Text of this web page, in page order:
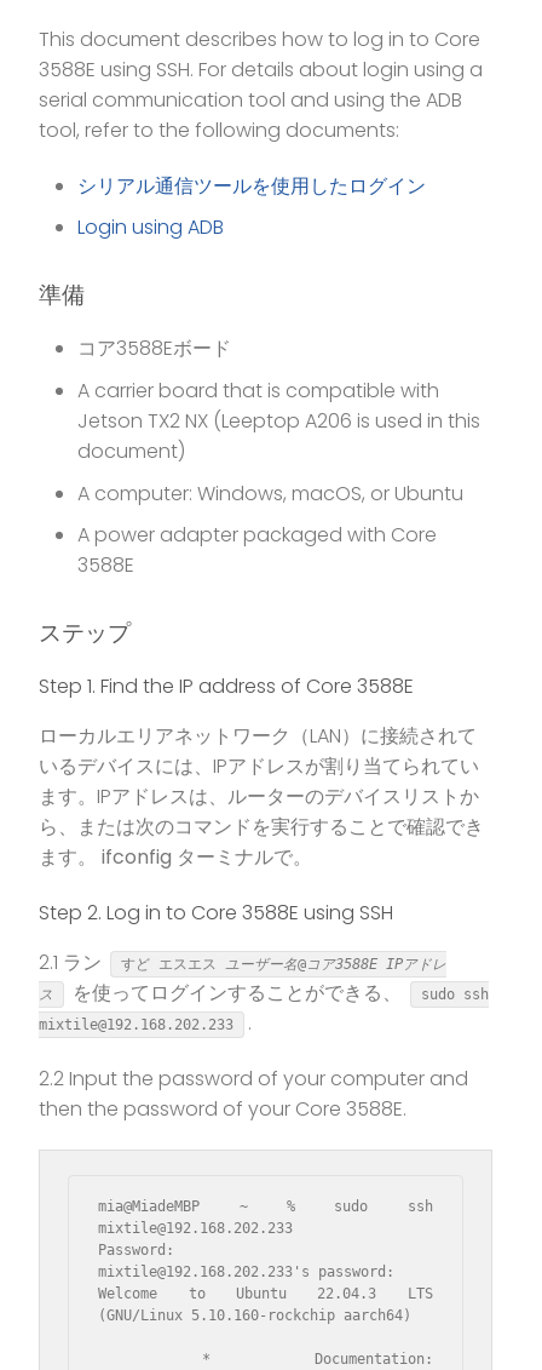
This document describes how to log in to Core
3588E using SSH. For details about login using a
serial communication tool and using the ADB
tool, refer to the following documents:
シリアル通信ツールを使用したログイン
Login using ADB
準備
コア3588Eボード
A carrier board that is compatible with
Jetson TX2 NX (Leeptop A206 is used in this
document)
A computer: Windows, macOS, or Ubuntu
A power adapter packaged with Core
3588E
ステップ
Step 1. Find the IP address of Core 3588E
ローカルエリアネットワーク（LAN）に接続されて
いるデバイスには、IPアドレスが割り当てられてい
ます。IPアドレスは、ルーターのデバイスリストか
ら、または次のコマンドを実行することで確認でき
ます。 ifconfig ターミナルで。
Step 2. Log in to Core 3588E using SSH
2.1 ラン
すど エスエスユーザー名@コア3588E IPアドレ
ス
を使ってログインすることができる、
sudo ssh
mixtile@192.168.202.233
.
2.2 Input the password of your computer and
then the password of your Core 3588E.
mia@MiadeMBP ~ % sudo ssh
mixtile@192.168.202.233
Password:
mixtile@192.168.202.233's password:
Welcome to Ubuntu 22.04.3 LTS
(GNU/Linux 5.10.160-rockchip aarch64)